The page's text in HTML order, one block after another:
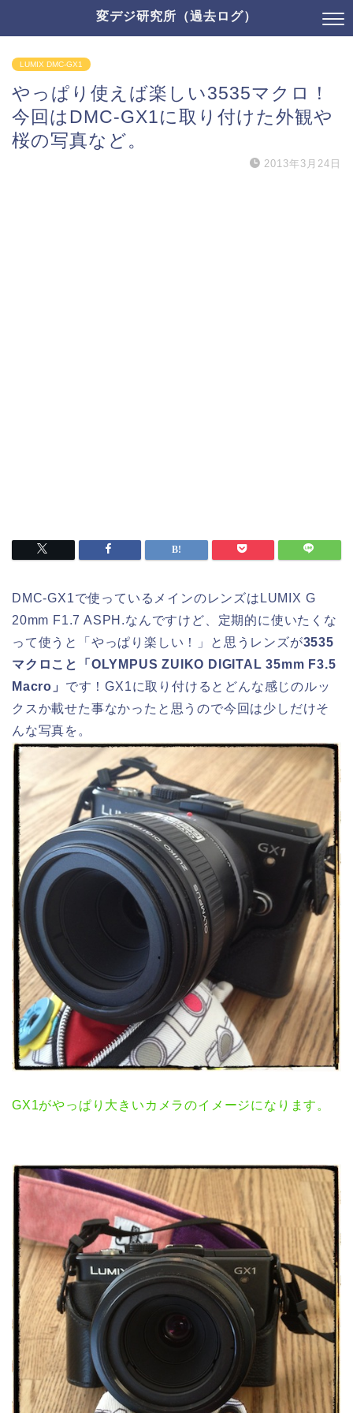
変デジ研究所（過去ログ）
LUMIX DMC-GX1
やっぱり使えば楽しい3535マクロ！
今回はDMC-GX1に取り付けた外観や
桜の写真など。
2013年3月24日
DMC-GX1で使っているメインのレンズはLUMIX G
20mm F1.7 ASPH.なんですけど、定期的に使いたくな
って使うと「やっぱり楽しい！」と思うレンズが3535
マクロこと「OLYMPUS ZUIKO DIGITAL 35mm F3.5
Macro」 です！GX1に取り付けるとどんな感じのルッ
クスか載せた事なかったと思うので今回は少しだけそ
んな写真を。
GX1がやっぱり大きいカメラのイメージになります。